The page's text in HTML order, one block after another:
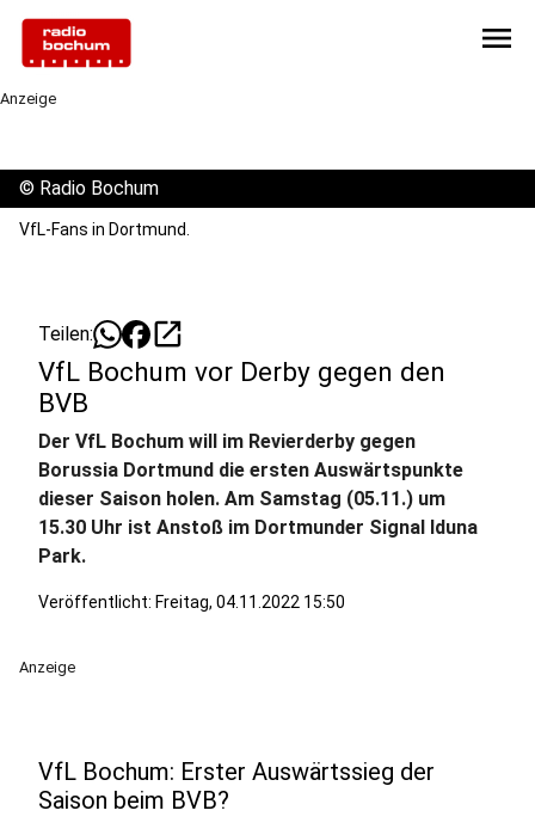
menu
Anzeige
© Radio Bochum
VfL-Fans in Dortmund.
Teilen: open_in_new
VfL Bochum vor Derby gegen den
BVB
Der VfL Bochum will im Revierderby gegen
Borussia Dortmund die ersten Auswärtspunkte
dieser Saison holen. Am Samstag (05.11.) um
15.30 Uhr ist Anstoß im Dortmunder Signal Iduna
Park.
Veröffentlicht: Freitag, 04.11.2022 15:50
Anzeige
VfL Bochum: Erster Auswärtssieg der
Saison beim BVB?